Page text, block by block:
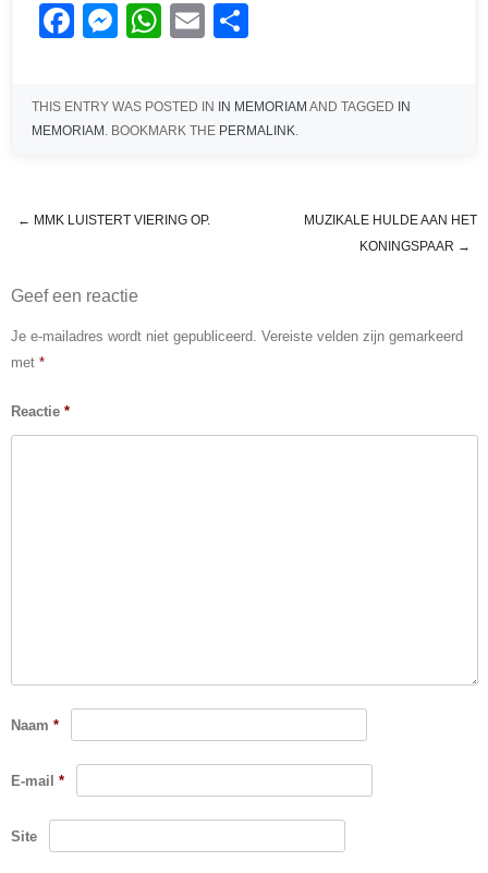
F
c
e
o
M
ss
e
er
W
at
s
p
E
ail e
n
THIS ENTRY WAS POSTED IN IN MEMORIAM AND TAGGED
IN
MEMORIAM . BOOKMARK THE PERMALINK.
← MMK LUISTERT VIERING OP.
MUZIKALE HULDE AAN HET
KONINGSPAAR →
Geef een reactie
Je e-mailadres wordt niet gepubliceerd. Vereiste velden zijn gemarkeerd
met *
Reactie *
Naam *
E-mail *
Site